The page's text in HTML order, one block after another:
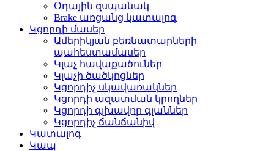
Օդային զսպանակ
Brake առցանց կատալոգ
Կցորդի մասեր
Ամերիկյան բեռնատարների
պահեստամասեր
Կլաչ հավաքածուներ
Կլաչի ծածկոցներ
Կցորդիչ սկավառակներ
Կցորդի ազատման կրողներ
Կցորդի գլխավոր գլաններ
Կցորդիչ ճանճանիվ
Կատալոգ
Կապ